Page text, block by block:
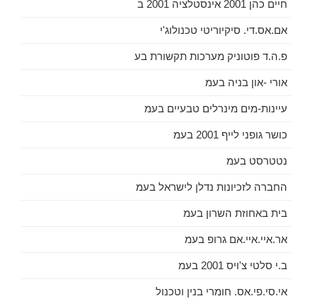
חיים כהן 2001 אינסטלציה 2001 ב
אם.אס.די. סיקיוריטי טכנולוג'י
פ.ה.ד פוטוניק מערכות תקשורת בע
אורי -און בניה בעמ
עיינות-מים מינרלים טבעיים בעמ
כושר גופני לייף 2001 בעמ
נטטרסט בעמ
החברה לזכיונות נדלן לישראל בעמ
בית באחוזת השרון בעמ
אר.איי.איי.אם גרופ בעמ
ב.י סלטי צ'ויס 2001 בעמ
אי.סי.פי.אס. חומרי בנין וטכנול